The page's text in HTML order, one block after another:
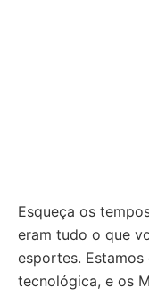
Esqueça os
eram tudo o que
esportes.
tecnológica, e os